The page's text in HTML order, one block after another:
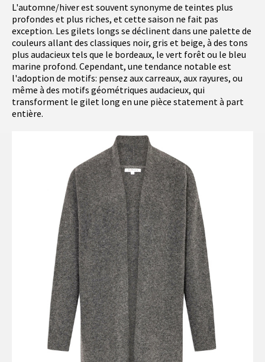
L'automne/hiver est souvent synonyme de teintes plus
profondes et plus riches, et cette saison ne fait pas
exception. Les gilets longs se déclinent dans une palette de
couleurs allant des classiques noir, gris et beige, à des tons
plus audacieux tels que le bordeaux, le vert forêt ou le bleu
marine profond. Cependant, une tendance notable est
l'adoption de motifs: pensez aux carreaux, aux rayures, ou
même à des motifs géométriques audacieux, qui
transforment le gilet long en une pièce statement à part
entière.